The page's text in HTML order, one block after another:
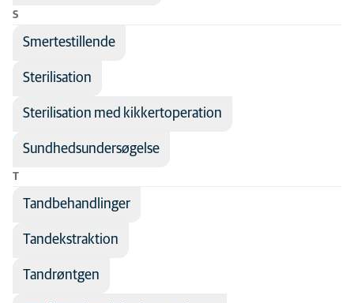
S
Smertestillende
Sterilisation
Sterilisation med kikkertoperation
Sundhedsundersøgelse
T
Tandbehandlinger
Tandekstraktion
Tandrøntgen